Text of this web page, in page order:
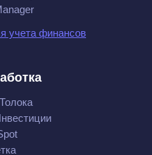
учета финансов